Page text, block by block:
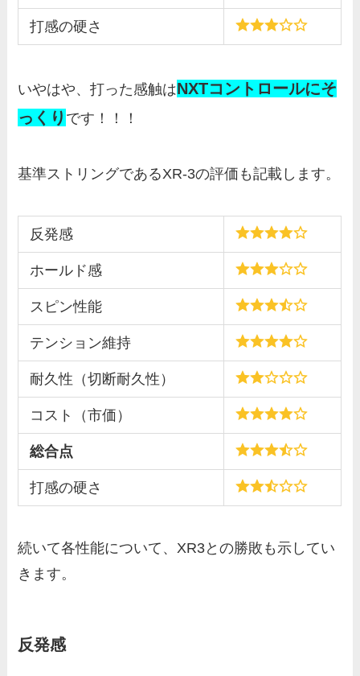
打感の硬さ
いやはや、打った感触はNXTコントロールにそ
っくり です！！！
基準ストリングであるXR-3の評価も記載します。
反発感
ホールド感
スピン性能
テンション維持
耐久性（切断耐久性）
コスト（市価）
総合点
打感の硬さ
続いて各性能について、XR3との勝敗も示してい
きます。
反発感